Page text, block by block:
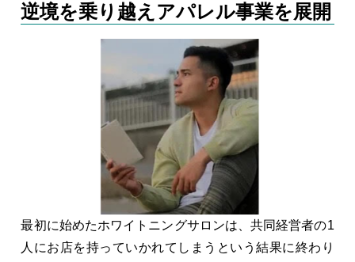
逆境を乗り越えアパレル事業を展開
最初に始めたホワイトニングサロンは、共同経営者の1
人にお店を持っていかれてしまうという結果に終わり